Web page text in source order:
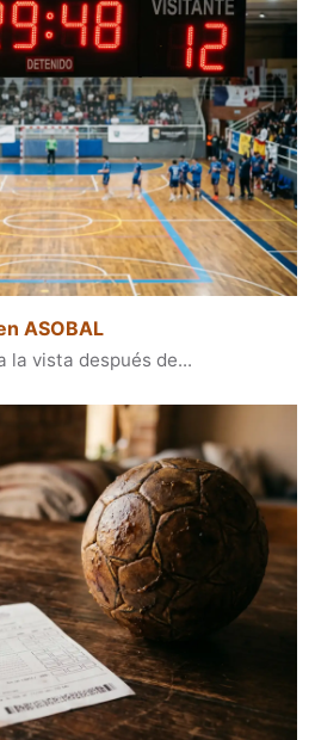
ASOBAL
la vista después de...